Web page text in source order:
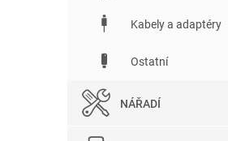
Kabely a adaptéry
Ostatní
NÁŘADÍ